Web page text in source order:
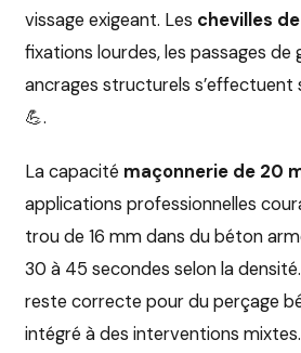
vissage exigeant. Les chevilles
fixations lourdes, les passages de
ancrages structurels s’effectuent
💪.
La capacité maçonnerie de 20
applications professionnelles
trou de 16 mm dans du béton
30 à 45 secondes selon la
reste correcte pour du perçage
intégré à des interventions